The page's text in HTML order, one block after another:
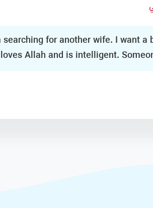
searching for another wife. I want
Allah and is intelligent.